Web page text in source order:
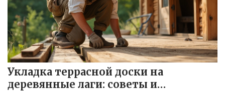
Укладка террасной доски на
деревянные лаги: советы и